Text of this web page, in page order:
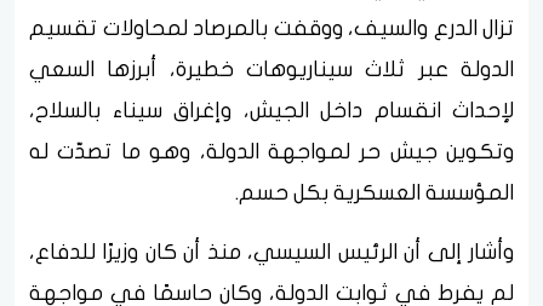
تزال الدرع والسيف، ووقفت بالمرصاد لمحاولات تقسيم
الدولة عبر ثلاث سيناريوهات خطيرة، أبرزها السعي
لإحداث انقسام داخل الجيش، وإغراق سيناء بالسلاح،
وتكوين جيش حر لمواجهة الدولة، وهو ما تصدّت له
المؤسسة العسكرية بكل حسم.
وأشار إلى أن الرئيس السيسي، منذ أن كان وزيرًا للدفاع،
لم يفرط في ثوابت الدولة، وكان حاسمًا في مواجهة